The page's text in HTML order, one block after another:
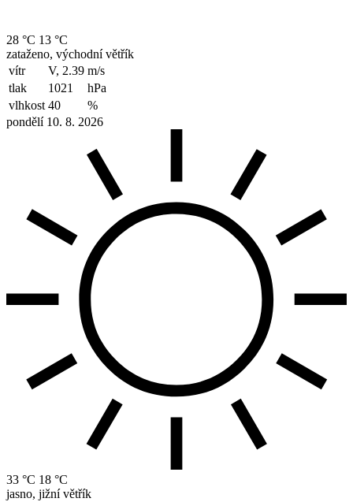
28 °C 13 °C
zataženo, východní větřík
vítr
V, 2.39 m/s
tlak
1021
hPa
vlhkost 40
%
pondělí 10. 8. 2026
33 °C 18 °C
jasno, jižní větřík